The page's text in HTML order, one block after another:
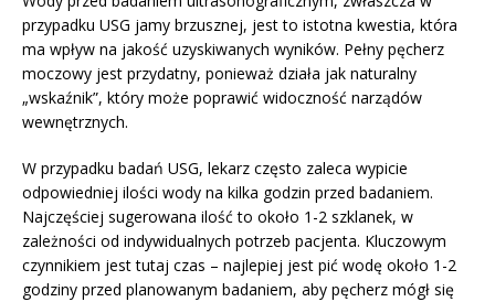
przypadku USG jamy brzusznej, jest to istotna kwestia, która
ma wpływ na jakość uzyskiwanych wyników. Pełny pęcherz
moczowy jest przydatny, ponieważ działa jak naturalny
„wskaźnik”, który może poprawić widoczność narządów
wewnętrznych.
W przypadku badań USG, lekarz często zaleca wypicie
odpowiedniej ilości wody na kilka godzin przed badaniem.
Najczęściej sugerowana ilość to około 1-2 szklanek, w
zależności od indywidualnych potrzeb pacjenta. Kluczowym
czynnikiem jest tutaj czas – najlepiej jest pić wodę około 1-2
godziny przed planowanym badaniem, aby pęcherz mógł się